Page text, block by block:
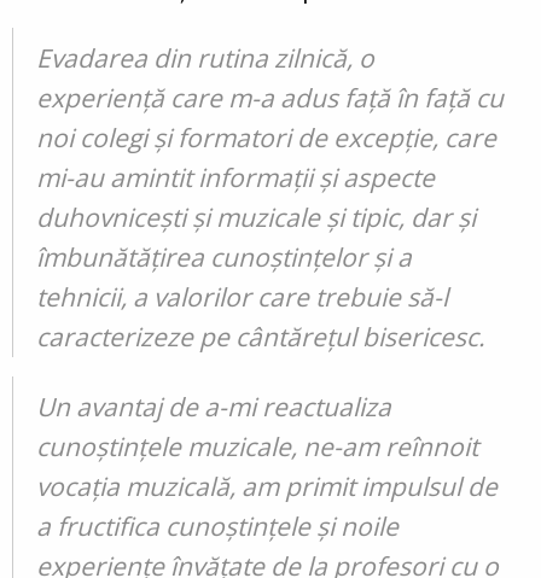
Evadarea din rutina zilnică, o
experiență care m-a adus față în față cu
noi colegi și formatori de excepție, care
mi-au amintit informații și aspecte
duhovnicești și muzicale și tipic, dar și
îmbunătățirea cunoștințelor și a
tehnicii, a valorilor care trebuie să-l
caracterizeze pe cântărețul bisericesc.
Un avantaj de a-mi reactualiza
cunoștințele muzicale, ne-am reînnoit
vocația muzicală, am primit impulsul de
a fructifica cunoștințele și noile
experiențe învățate de la profesori cu o